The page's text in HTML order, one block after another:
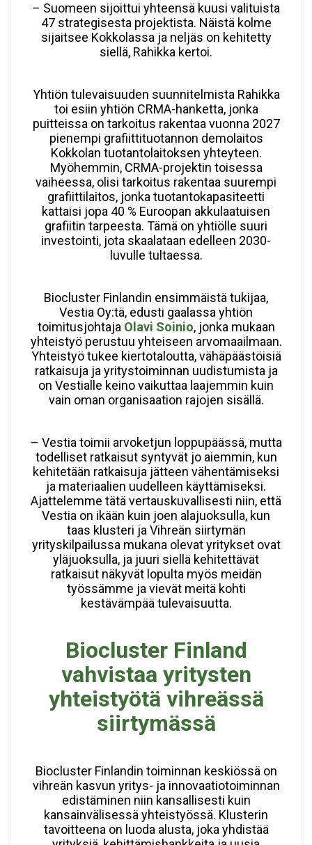
– Suomeen sijoittui yhteensä kuusi valituista
47 strategisesta projektista. Näistä kolme
sijaitsee Kokkolassa ja neljäs on kehitetty
siellä, Rahikka kertoi.
Yhtiön tulevaisuuden suunnitelmista Rahikka
toi esiin yhtiön CRMA-hanketta, jonka
puitteissa on tarkoitus rakentaa vuonna 2027
pienempi grafiittituotannon demolaitos
Kokkolan tuotantolaitoksen yhteyteen.
Myöhemmin, CRMA-projektin toisessa
vaiheessa, olisi tarkoitus rakentaa suurempi
grafiittilaitos, jonka tuotantokapasiteetti
kattaisi jopa 40 % Euroopan akkulaatuisen
grafiitin tarpeesta. Tämä on yhtiölle suuri
investointi, jota skaalataan edelleen 2030-
luvulle tultaessa.
Biocluster Finlandin ensimmäistä tukijaa,
Vestia Oy:tä, edusti gaalassa yhtiön
toimitusjohtaja Olavi Soinio, jonka mukaan
yhteistyö perustuu yhteiseen arvomaailmaan.
Yhteistyö tukee kiertotaloutta, vähäpäästöisiä
ratkaisuja ja yritystoiminnan uudistumista ja
on Vestialle keino vaikuttaa laajemmin kuin
vain oman organisaation rajojen sisällä.
– Vestia toimii arvoketjun loppupäässä, mutta
todelliset ratkaisut syntyvät jo aiemmin, kun
kehitetään ratkaisuja jätteen vähentämiseksi
ja materiaalien uudelleen käyttämiseksi.
Ajattelemme tätä vertauskuvallisesti niin, että
Vestia on ikään kuin joen alajuoksulla, kun
taas klusteri ja Vihreän siirtymän
yrityskilpailussa mukana olevat yritykset ovat
yläjuoksulla, ja juuri siellä kehitettävät
ratkaisut näkyvät lopulta myös meidän
työssämme ja vievät meitä kohti
kestävämpää tulevaisuutta.
Biocluster Finland
vahvistaa yritysten
yhteistyötä vihreässä
siirtymässä
Biocluster Finlandin toiminnan keskiössä on
vihreän kasvun yritys- ja innovaatiotoiminnan
edistäminen niin kansallisesti kuin
kansainvälisessä yhteistyössä. Klusterin
tavoitteena on luoda alusta, joka yhdistää